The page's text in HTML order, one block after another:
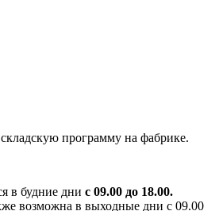
программу на фабрике.
в будние дни с 09.00 до 18.00.
возможна в выходные дни с 09.00